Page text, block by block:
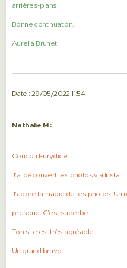
arrières-plans.
Bonne continuation,
Aurelia Brunet.
Date : 29/05/2022 11:54
Nathalie M :
Coucou Eurydice,
J'ai découvert tes photos via Insta.
J'adore la magie de tes photos. Un
presque. C'est superbe.
Ton site est très agréable.
Un grand bravo.